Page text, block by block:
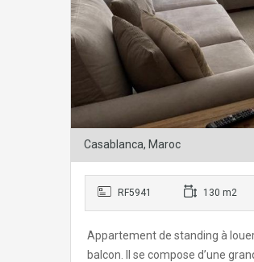
Casablanca, Maroc
RF5941 130 m2
Appartement de standing à
balcon. Il se compose d’une